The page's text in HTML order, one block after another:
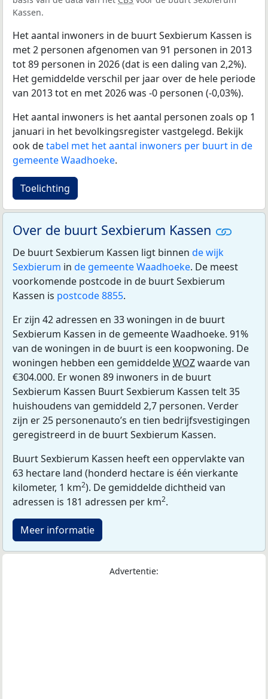
Kassen.
Het aantal inwoners in de buurt Sexbierum Kassen is
met 2 personen afgenomen van 91 personen in 2013
tot 89 personen in 2026 (dat is een daling van 2,2%).
Het gemiddelde verschil per jaar over de hele periode
van 2013 tot en met 2026 was -0 personen (-0,03%).
Het aantal inwoners is het aantal personen zoals op 1
januari in het bevolkingsregister vastgelegd. Bekijk
ook detabel met het aantal inwoners per buurt in de
gemeente Waadhoeke.
Toelichting
Over de buurt Sexbierum Kassen
De buurt Sexbierum Kassen ligt binnen de wijk
Sexbierum in de gemeente Waadhoeke. De meest
voorkomende postcode in de buurt Sexbierum
Kassen is postcode 8855.
Er zijn 42 adressen en 33 woningen in de buurt
Sexbierum Kassen in de gemeente Waadhoeke. 91%
van de woningen in de buurt is een koopwoning. De
woningen hebben een gemiddeldeWOZwaarde van
€304.000. Er wonen 89 inwoners in de buurt
Sexbierum Kassen Buurt Sexbierum Kassen telt 35
huishoudens van gemiddeld 2,7 personen. Verder
zijn er 25 personenauto’s en tien bedrijfsvestigingen
geregistreerd in de buurt Sexbierum Kassen.
Buurt Sexbierum Kassen heeft een oppervlakte van
63 hectare land (honderd hectare is één vierkante
kilometer, 1 km2). De gemiddelde dichtheid van
adressen is 181 adressen per km2.
Meer informatie
Advertentie: